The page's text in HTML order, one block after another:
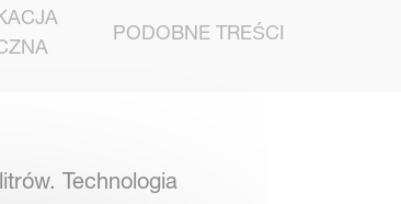
PODOBNE TREŚCI
Technologia